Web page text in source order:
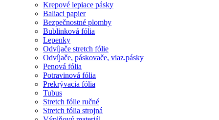
Krepové lepiace pásky
Baliaci papier
Bezpečnostné plomby
Bublinková fólia
Lepenky
Odvíjače stretch fólie
Odvíjače, páskovače, viaz.pásky
Penová fólia
Potravinová fólia
Prekrývacia fólia
Tubus
Stretch fólie ručné
Stretch fólia strojná